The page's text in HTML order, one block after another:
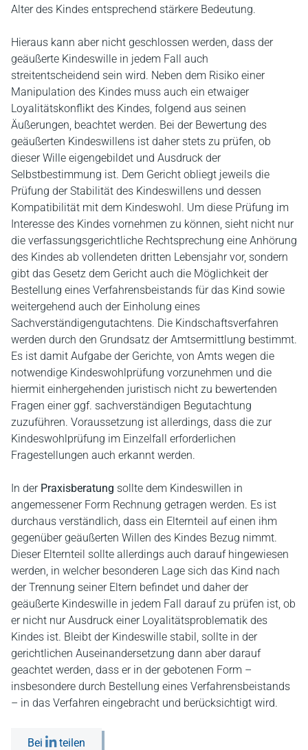
Alter des Kindes entsprechend stärkere Bedeutung.
Hieraus kann aber nicht geschlossen werden, dass der
geäußerte Kindeswille in jedem Fall auch
streitentscheidend sein wird. Neben dem Risiko einer
Manipulation des Kindes muss auch ein etwaiger
Loyalitätskonflikt des Kindes, folgend aus seinen
Äußerungen, beachtet werden. Bei der Bewertung des
geäußerten Kindeswillens ist daher stets zu prüfen, ob
dieser Wille eigengebildet und Ausdruck der
Selbstbestimmung ist. Dem Gericht obliegt jeweils die
Prüfung der Stabilität des Kindeswillens und dessen
Kompatibilität mit dem Kindeswohl. Um diese Prüfung im
Interesse des Kindes vornehmen zu können, sieht nicht nur
die verfassungsgerichtliche Rechtsprechung eine Anhörung
des Kindes ab vollendeten dritten Lebensjahr vor, sondern
gibt das Gesetz dem Gericht auch die Möglichkeit der
Bestellung eines Verfahrensbeistands für das Kind sowie
weitergehend auch der Einholung eines
Sachverständigengutachtens. Die Kindschaftsverfahren
werden durch den Grundsatz der Amtsermittlung bestimmt.
Es ist damit Aufgabe der Gerichte, von Amts wegen die
notwendige Kindeswohlprüfung vorzunehmen und die
hiermit einhergehenden juristisch nicht zu bewertenden
Fragen einer ggf. sachverständigen Begutachtung
zuzuführen. Voraussetzung ist allerdings, dass die zur
Kindeswohlprüfung im Einzelfall erforderlichen
Fragestellungen auch erkannt werden.
In der Praxisberatung sollte dem Kindeswillen in
angemessener Form Rechnung getragen werden. Es ist
durchaus verständlich, dass ein Elternteil auf einen ihm
gegenüber geäußerten Willen des Kindes Bezug nimmt.
Dieser Elternteil sollte allerdings auch darauf hingewiesen
werden, in welcher besonderen Lage sich das Kind nach
der Trennung seiner Eltern befindet und daher der
geäußerte Kindeswille in jedem Fall darauf zu prüfen ist, ob
er nicht nur Ausdruck einer Loyalitätsproblematik des
Kindes ist. Bleibt der Kindeswille stabil, sollte in der
gerichtlichen Auseinandersetzung dann aber darauf
geachtet werden, dass er in der gebotenen Form –
insbesondere durch Bestellung eines Verfahrensbeistands
– in das Verfahren eingebracht und berücksichtigt wird.
Bei teilen